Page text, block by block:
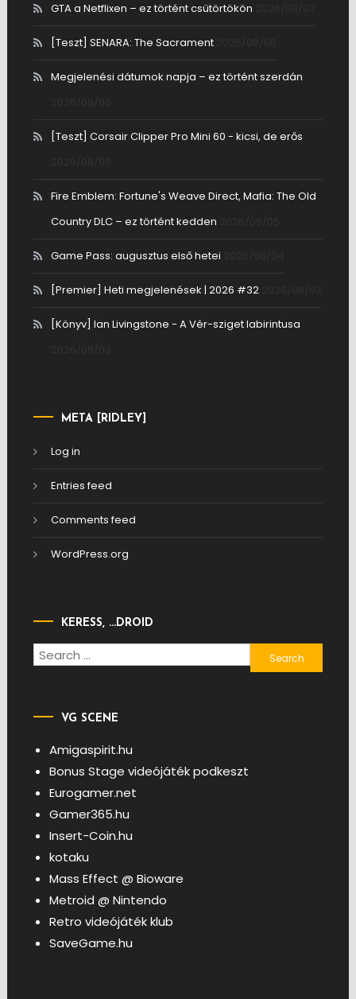
GTA a Netflixen – ez történt csütörtökön
[Teszt] SENARA: The Sacrament
Megjelenési dátumok napja – ez történt szerdán
[Teszt] Corsair Clipper Pro Mini 60 - kicsi, de erős
Fire Emblem: Fortune's Weave Direct, Mafia: The Old
Country DLC – ez történt kedden
Game Pass: augusztus első hetei
[Premier] Heti megjelenések | 2026 #32
[Könyv] Ian Livingstone - A Vér-sziget labirintusa
META [RIDLEY]
Log in
Entries feed
Comments feed
WordPress.org
KERESS, …DROID
Search
for:
VG SCENE
Amigaspirit.hu
Bonus Stage videójáték podkeszt
Eurogamer.net
Gamer365.hu
Insert-Coin.hu
kotaku
Mass Effect @ Bioware
Metroid @ Nintendo
Retro videójáték klub
SaveGame.hu